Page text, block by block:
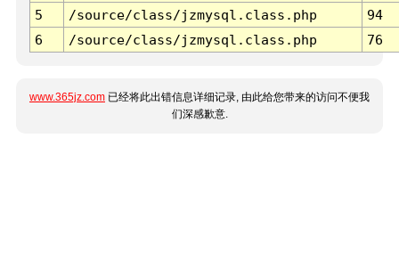
5
/source/class/jzmysql.class.php
94
6
/source/class/jzmysql.class.php 76
www.365jz.com 已经将此出错信息详细记录, 由此给您带来的访问不便我
们深感歉意.